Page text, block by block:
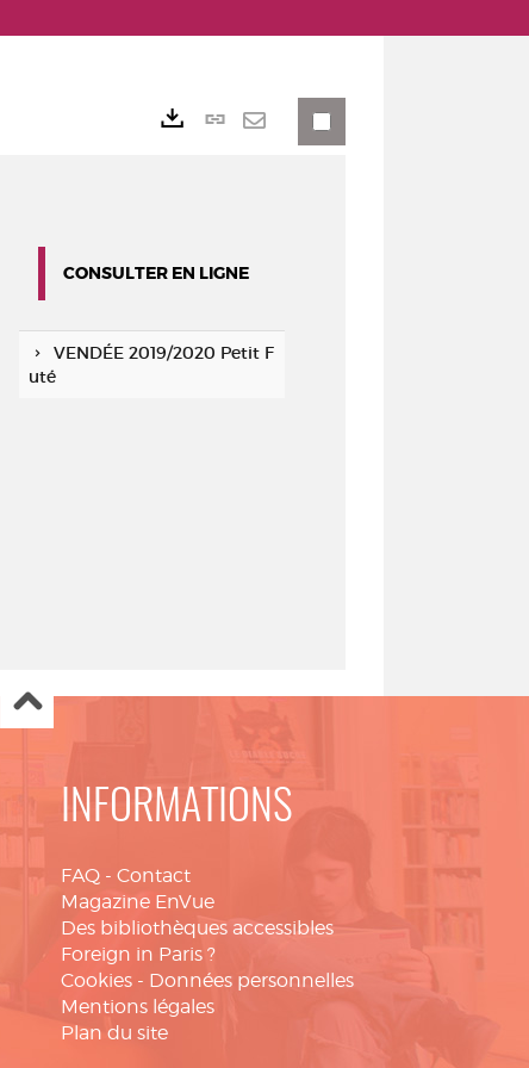
Lien
CONSULTER EN LIGNE
VENDÉE 2019/2020 Petit F
uté
INFORMATIONS
FAQ - Contact
Magazine EnVue
Des bibliothèques accessibles
Foreign in Paris ?
Cookies - Données personnelles
Mentions légales
Plan du site